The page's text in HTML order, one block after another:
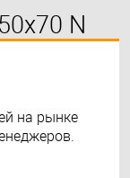
N
на рынке